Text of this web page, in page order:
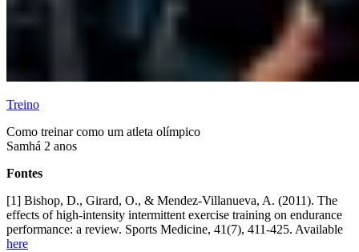
Treino
Como treinar como um atleta olímpico
Samhá 2 anos
Fontes
[1] Bishop, D., Girard, O., & Mendez-Villanueva, A. (2011). The
effects of high-intensity intermittent exercise training on endurance
performance: a review. Sports Medicine, 41(7), 411-425. Available
here